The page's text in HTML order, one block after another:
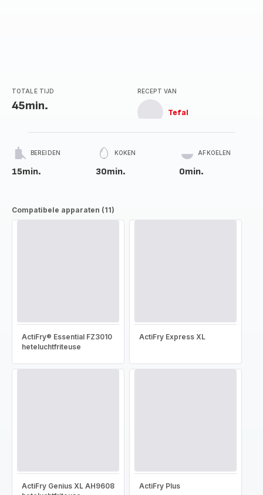
TOTALE TIJD
45min.
RECEPT VAN
Tefal
BEREIDEN
15min.
KOKEN
30min.
AFKOELEN
0min.
Compatibele apparaten (11)
ActiFry® Essential FZ3010
heteluchtfriteuse
ActiFry Express XL
ActiFry Genius XL AH9608
ActiFry Plus